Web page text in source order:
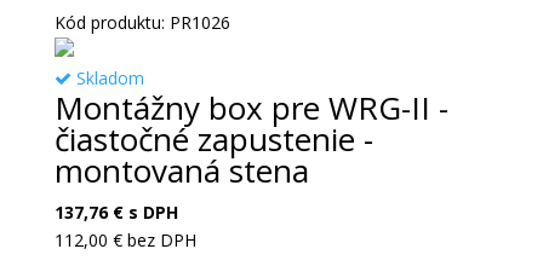
Kód produktu: PR1026
Skladom
Montážny box pre WRG-II -
čiastočné zapustenie -
montovaná stena
137,76 €s DPH
112,00 €bez DPH